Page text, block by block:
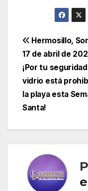
de
entradas
Hermosillo,
17 de abril de
¡Por tu
vidrio está
la playa esta
Santa!